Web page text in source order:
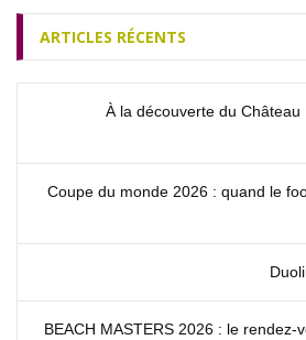
ARTICLES RÉCENTS
À la découverte du
Coupe du monde 2026 : quand le
BEACH MASTERS 2026 : le